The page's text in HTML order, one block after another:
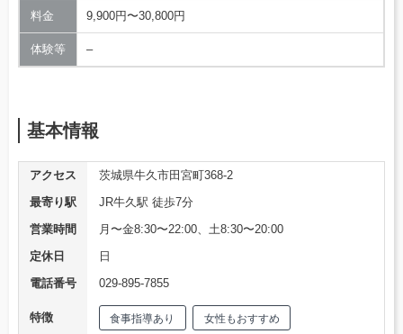
料金 9,900円〜30,800円
体験等 –
基本情報
アクセス
茨城県牛久市田宮町368-2
最寄り駅
JR牛久駅 徒歩7分
営業時間
月〜金8:30〜22:00、土8:30〜20:00
定休日
日
電話番号
029-895-7855
特徴 食事指導あり 女性もおすすめ